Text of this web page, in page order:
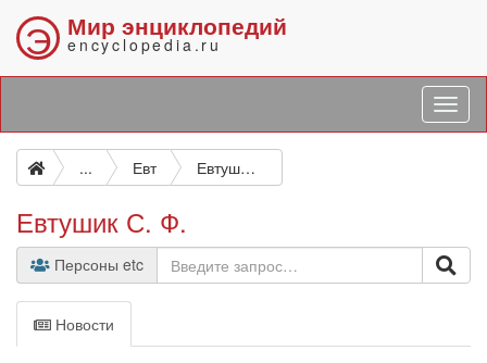
Э Мир энциклопедий
encyclopedia.ru
... Евт Евтушик С. Ф.
Евтушик С. Ф.
Персоны etc
Новости